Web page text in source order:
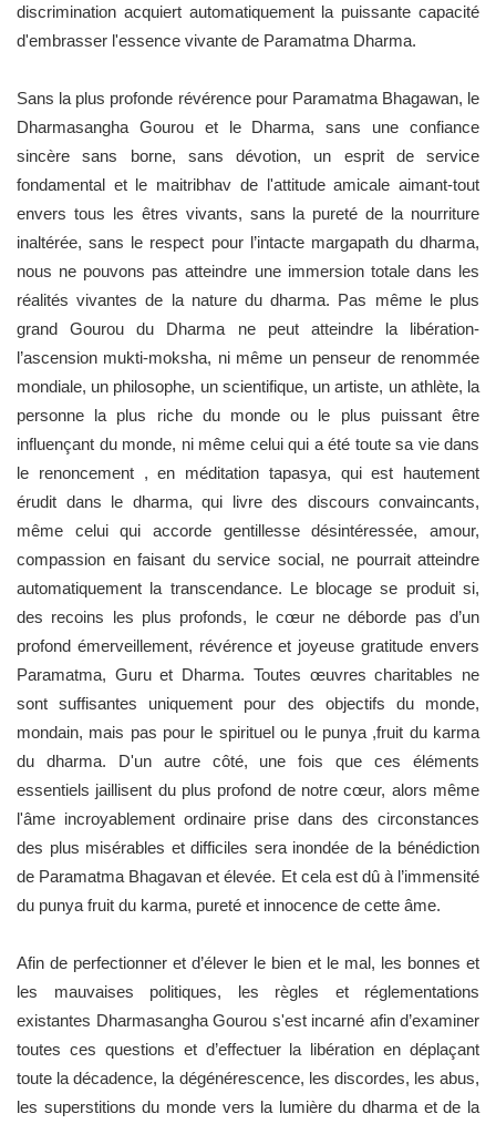
discrimination acquiert automatiquement la puissante capacité
d'embrasser l'essence vivante de Paramatma Dharma.
Sans la plus profonde révérence pour Paramatma Bhagawan, le
Dharmasangha Gourou et le Dharma, sans une confiance
sincère sans borne, sans dévotion, un esprit de service
fondamental et le maitribhav de l'attitude amicale aimant-tout
envers tous les êtres vivants, sans la pureté de la nourriture
inaltérée, sans le respect pour l’intacte margapath du dharma,
nous ne pouvons pas atteindre une immersion totale dans les
réalités vivantes de la nature du dharma. Pas même le plus
grand Gourou du Dharma ne peut atteindre la libération-
l’ascension mukti-moksha, ni même un penseur de renommée
mondiale, un philosophe, un scientifique, un artiste, un athlète, la
personne la plus riche du monde ou le plus puissant être
influençant du monde, ni même celui qui a été toute sa vie dans
le renoncement , en méditation tapasya, qui est hautement
érudit dans le dharma, qui livre des discours convaincants,
même celui qui accorde gentillesse désintéressée, amour,
compassion en faisant du service social, ne pourrait atteindre
automatiquement la transcendance. Le blocage se produit si,
des recoins les plus profonds, le cœur ne déborde pas d’un
profond émerveillement, révérence et joyeuse gratitude envers
Paramatma, Guru et Dharma. Toutes œuvres charitables ne
sont suffisantes uniquement pour des objectifs du monde,
mondain, mais pas pour le spirituel ou le punya ,fruit du karma
du dharma. D'un autre côté, une fois que ces éléments
essentiels jaillisent du plus profond de notre cœur, alors même
l'âme incroyablement ordinaire prise dans des circonstances
des plus misérables et difficiles sera inondée de la bénédiction
de Paramatma Bhagavan et élevée. Et cela est dû à l’immensité
du punya fruit du karma, pureté et innocence de cette âme.
Afin de perfectionner et d’élever le bien et le mal, les bonnes et
les mauvaises politiques, les règles et réglementations
existantes Dharmasangha Gourou s'est incarné afin d’examiner
toutes ces questions et d’effectuer la libération en déplaçant
toute la décadence, la dégénérescence, les discordes, les abus,
les superstitions du monde vers la lumière du dharma et de la